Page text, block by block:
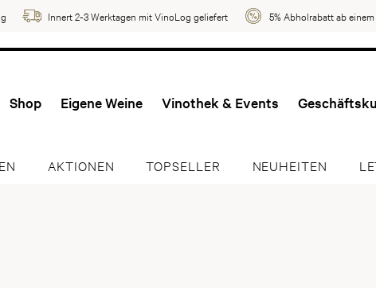
Innert 2-3 Werktagen mit VinoLog geliefert 5% Abholrabatt ab
Shop Eigene Weine Vinothek & Events
AKTIONEN TOPSELLER NEUHEITEN